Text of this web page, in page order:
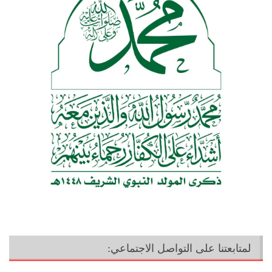
لمتابعتنا على التواصل الاجتماعي: